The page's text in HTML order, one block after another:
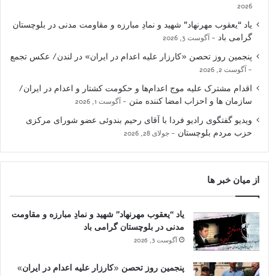
2026
یاد “یعقوب مهرنهاد” شهید و نمادِ مبارزه و مقاومت مدنی در بلوچستان
گرامی باد
آگوست 3, 2026
پنجمین روز تحصن «کارزار علیه اعدام در ایران» در لندن/ عکس تجمع
آگوست 2, 2026
اقدام مشترک علیه موج اعدام‌ها و حکومت کشتار و اعدام در ایران/
سازمان ها و احزاب امضا کننده متن
آگوست 1, 2026
ویدیو گفتگوی رادیو فردا با آقای رحیم بندوئی عضو شورای مرکزی
حزب مردم بلوچستان
جولای 28, 2026
از میان خبر ها
یاد “یعقوب مهرنهاد” شهید و نمادِ مبارزه و مقاومت
مدنی در بلوچستان گرامی باد
آگوست 3, 2026
پنجمین روز تحصن «کارزار علیه اعدام در ایران»